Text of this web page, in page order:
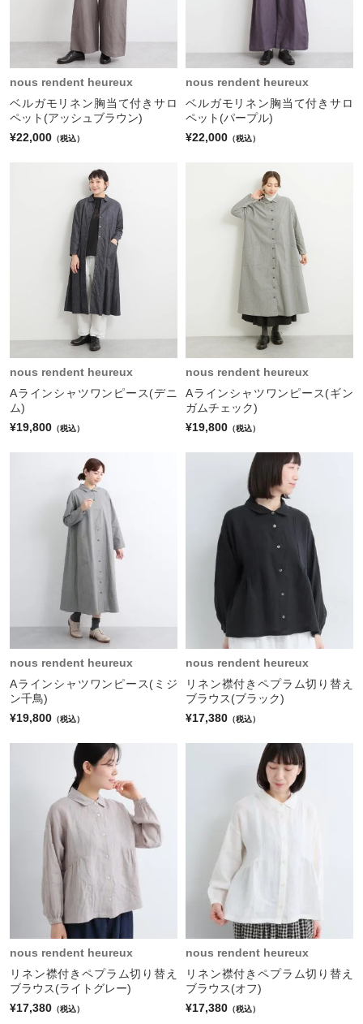
nous rendent heureux
ベルガモリネン胸当て付きサロ
ペット(アッシュブラウン)
¥22,000 （税込）
nous rendent heureux
ベルガモリネン胸当て付きサロ
ペット(パープル)
¥22,000 （税込）
nous rendent heureux
Aラインシャツワンピース(デニ
ム)
¥19,800 （税込）
nous rendent heureux
Aラインシャツワンピース(ギン
ガムチェック)
¥19,800 （税込）
nous rendent heureux
Aラインシャツワンピース(ミジ
ン千鳥)
¥19,800 （税込）
nous rendent heureux
リネン襟付きペプラム切り替え
ブラウス(ブラック)
¥17,380 （税込）
nous rendent heureux
リネン襟付きペプラム切り替え
ブラウス(ライトグレー)
¥17,380 （税込）
nous rendent heureux
リネン襟付きペプラム切り替え
ブラウス(オフ)
¥17,380 （税込）